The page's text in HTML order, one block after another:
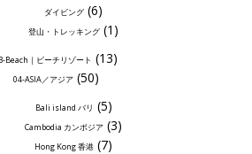
ダイビング (6)
登山・トレッキング (1)
Beach｜ビーチリゾート (13)
04-ASIA／アジア(50)
Bali island バリ (5)
Cambodia カンボジア (3)
Hong Kong 香港 (7)